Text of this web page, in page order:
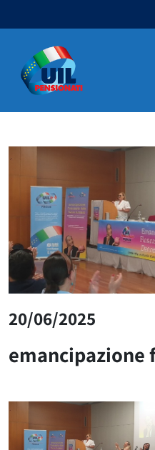
Navigazione
20/06/2025
emancipazione